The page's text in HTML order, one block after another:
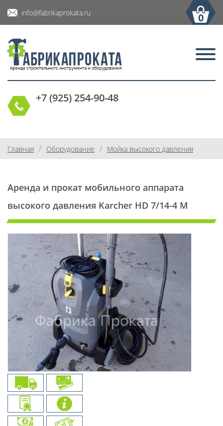
info@fabrikaprokata.ru 0
+7 (925) 254-90-48
Главная / Оборудование / Мойка высокого давления
Аренда и прокат мобильного аппарата
высокого давления Karcher HD 7/14-4 M